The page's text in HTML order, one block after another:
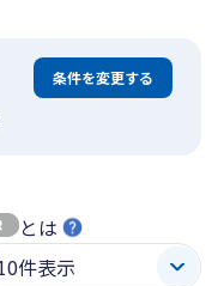
条件を変更する
とは